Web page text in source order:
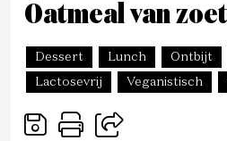
Oatmeal van
Dessert Lunch Ontbijt
Lactosevrij
Veganistisch